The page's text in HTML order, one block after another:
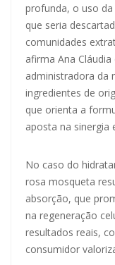
profunda, o uso
que seria
comunidades
afirma Ana
administradora da
ingredientes de
que orienta a
aposta na sinergia
No caso do
rosa mosqueta
absorção, que
na regeneração
resultados reais,
consumidor